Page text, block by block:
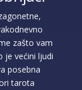
zašto vam
je većini ljudi
posebna
tarota